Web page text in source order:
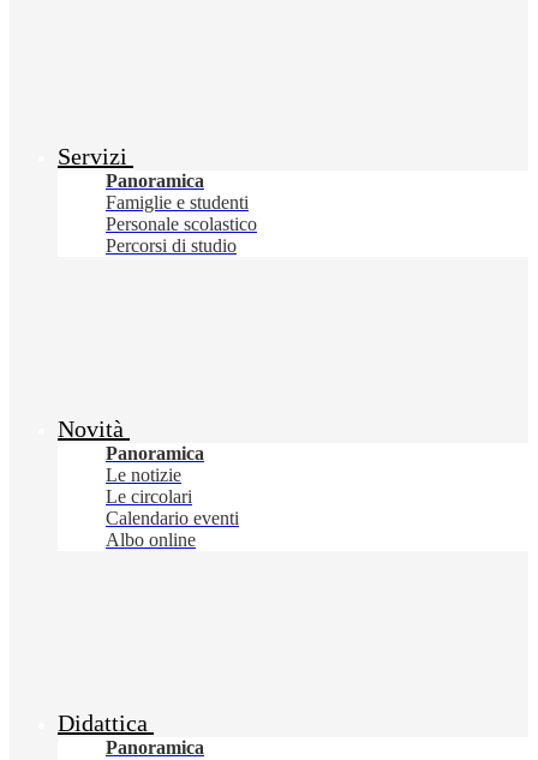
Servizi
Panoramica
Famiglie e studenti
Personale scolastico
Percorsi di studio
Novità
Panoramica
Le notizie
Le circolari
Calendario eventi
Albo online
Didattica
Panoramica